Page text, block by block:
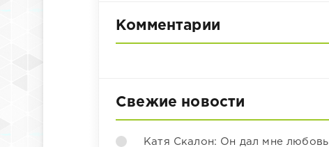
Комментарии
Свежие новости
Катя Скалон: Он дал мне любовь